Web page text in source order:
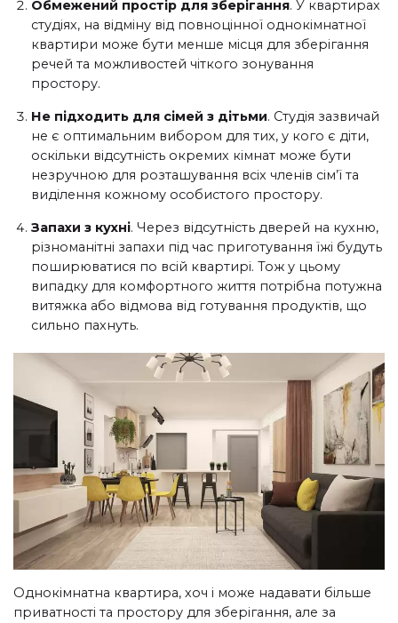
Обмежений простір для зберігання. У квартирах
студіях, на відміну від повноцінної однокімнатної
квартири може бути менше місця для зберігання
речей та можливостей чіткого зонування
простору.
Не підходить для сімей з дітьми. Студія зазвичай
не є оптимальним вибором для тих, у кого є діти,
оскільки відсутність окремих кімнат може бути
незручною для розташування всіх членів сім’ї та
виділення кожному особистого простору.
Запахи з кухні. Через відсутність дверей на кухню,
різноманітні запахи під час приготування їжі будуть
поширюватися по всій квартирі. Тож у цьому
випадку для комфортного життя потрібна потужна
витяжка або відмова від готування продуктів, що
сильно пахнуть.
Однокімнатна квартира, хоч і може надавати більше
приватності та простору для зберігання, але за